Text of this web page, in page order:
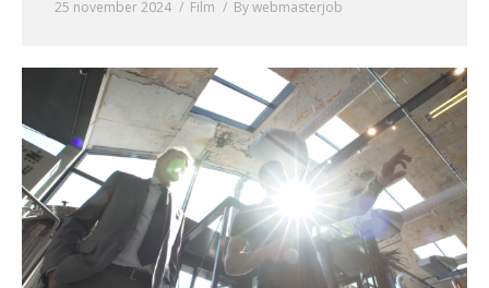
25 november 2024 Film Bywebmasterjob